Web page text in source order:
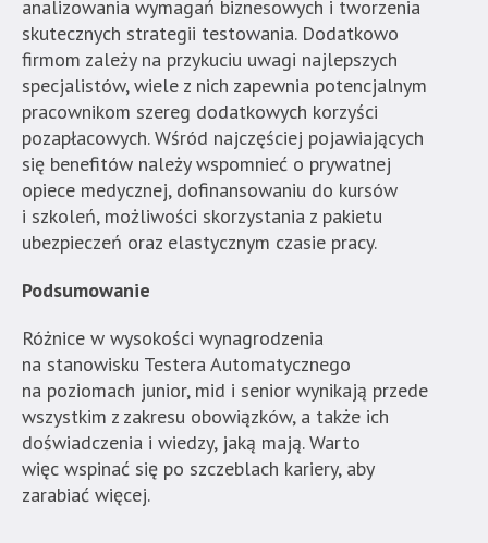
analizowania wymagań biznesowych i tworzenia
skutecznych strategii testowania. Dodatkowo
firmom zależy na przykuciu uwagi najlepszych
specjalistów, wiele z nich zapewnia potencjalnym
pracownikom szereg dodatkowych korzyści
pozapłacowych. Wśród najczęściej pojawiających
się benefitów należy wspomnieć o prywatnej
opiece medycznej, dofinansowaniu do kursów
i szkoleń, możliwości skorzystania z pakietu
ubezpieczeń oraz elastycznym czasie pracy.
Podsumowanie
Różnice w wysokości wynagrodzenia
na stanowisku Testera Automatycznego
na poziomach junior, mid i senior wynikają przede
wszystkim z zakresu obowiązków, a także ich
doświadczenia i wiedzy, jaką mają. Warto
więc wspinać się po szczeblach kariery, aby
zarabiać więcej.